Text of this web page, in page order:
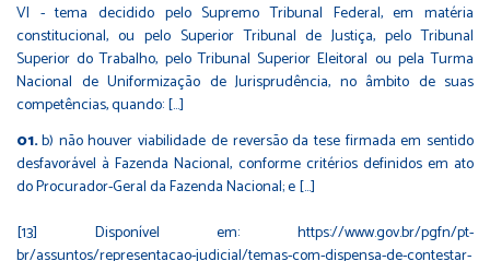
VI - tema decidido pelo Supremo Tribunal Federal, em matéria
constitucional, ou pelo Superior Tribunal de Justiça, pelo Tribunal
Superior do Trabalho, pelo Tribunal Superior Eleitoral ou pela Turma
Nacional de Uniformização de Jurisprudência, no âmbito de suas
competências, quando: [...]
b) não houver viabilidade de reversão da tese firmada em sentido
desfavorável à Fazenda Nacional, conforme critérios definidos em ato
do Procurador-Geral da Fazenda Nacional; e [...]
[13] Disponível em: https://www.gov.br/pgfn/pt-